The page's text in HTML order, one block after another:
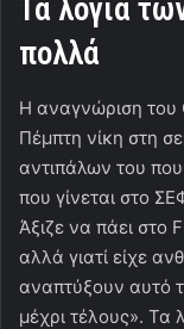
Τα λόγια
πολλά
Η αναγνώριση του
Πέμπτη νίκη στη
αντιπάλων του
που γίνεται στο
Άξιζε να πάει στο
αλλά γιατί είχε
αναπτύξουν αυτό
μέχρι τέλους». Τα